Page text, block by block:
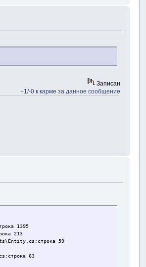
Записан
+1/-0 к карме за данное сообщение
1395
213
59
63